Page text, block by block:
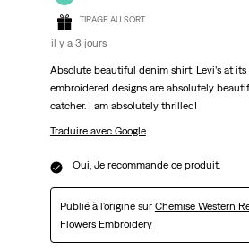
TIRAGE AU SORT
il y a 3 jours
Absolute beautiful denim shirt. Levi’s at its
embroidered designs are absolutely
catcher. I am absolutely thrilled!
Traduire avec Google
Oui, Je recommande ce produit.
Publié à l'origine sur Chemise Western
Flowers Embroidery